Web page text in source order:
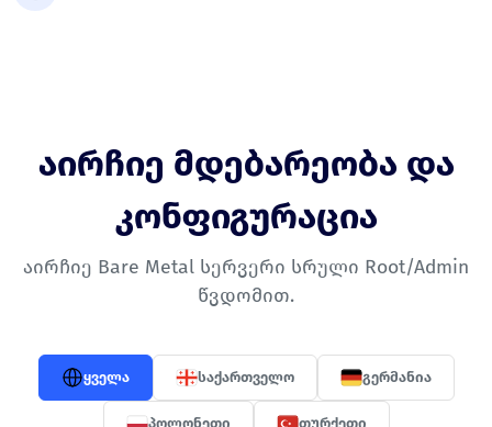
აირჩიე მდებარეობა და
კონფიგურაცია
აირჩიე Bare Metal სერვერი სრული Root/Admin
წვდომით.
ყველა საქართველო გერმანია